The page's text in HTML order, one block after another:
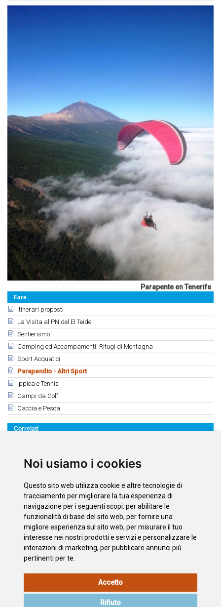
Noi usiamo i cookies
Questo sito web utilizza cookie e altre tecnologie di
tracciamento per migliorare la tua esperienza di
navigazione per i seguenti scopi: per abilitare le
funzionalità di base del sito web, per fornire una
migliore esperienza sul sito web, per misurare il tuo
interesse nei nostri prodotti e servizi e personalizzare le
interazioni di marketing, per pubblicare annunci più
pertinenti per te
Accetto
Rifiuto
Fare
Itinerari proposti
La Visita al PN del El Teide
Sentierismo
Camping ed Accampamenti; Rifugi di Montagna
Sport Acquatici
Parapendio - Altri Sport
Ippica e Tennis
Campi da Golf
Caccia e Pesca
Correlati
Discesa di canaloni
Circuito di Motocross
Scarica
La Corona
Parapente en Tenerife